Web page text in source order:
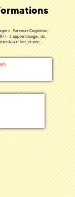
Parcours Cognition,
L'apprentissage : du
(lire, écrire,